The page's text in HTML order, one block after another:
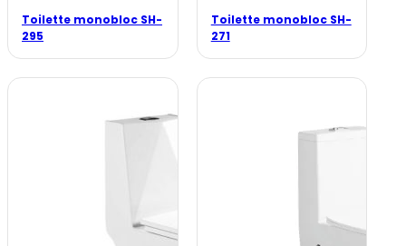
Toilette monobloc SH-
295
Toilette monobloc SH-
271